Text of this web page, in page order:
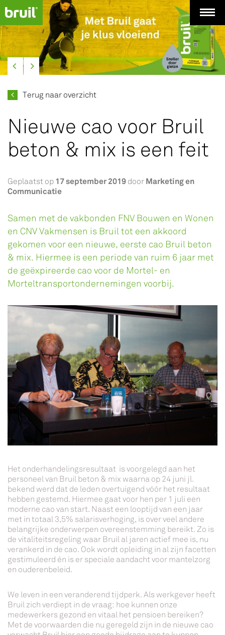
Terug naar overzicht
Nieuwe cao voor Bruil
beton & mix is een feit
Geplaatst op 17 september 2019 door Marketing en
Communicatie
Samen met de vakbonden FNV Bouwen en Wonen
en CNV Vakmensen is Bruil tot een akkoord
gekomen voor een nieuwe, eerste cao Bruil beton
& mix. Hiermee is een periode van ruim 6 jaar met
de geëxpireerde cao voor de Mortel- en
Morteltransportondernemingen voorbij.
Het onderhandelingsresultaat is voorgelegd aan het
personeel van Bruil beton & mix waarna op 24 juni jl.
bekend werd dat de leden overtuigend vóór het resultaat
hebben gestemd. Hiermee gaat voor hen per 1 juli een
moderne cao van start. Naast een looptijd van een jaar
met in totaal 3,5% salarisverhoging, is over veel andere
belangrijke onderwerpen overeenstemming bereikt. Zo is
de vitaliteitsregeling waar Bruil al jaren actief mee is, nu
verankerd in de cao. Ook wordt opleiding in al zijn facetten
gestimuleerd én is er speciale aandacht voor mantelzorg
en ouderenbeleid.
We leven in een veranderend tijdperk. Als werkgever heeft
Bruil zich verdiept in de vraag: hoe kunnen onze
medewerkers gezond en vitaal het pensioen bereiken?
Met de voorwaarden die nu geregeld zijn in de nieuwe cao